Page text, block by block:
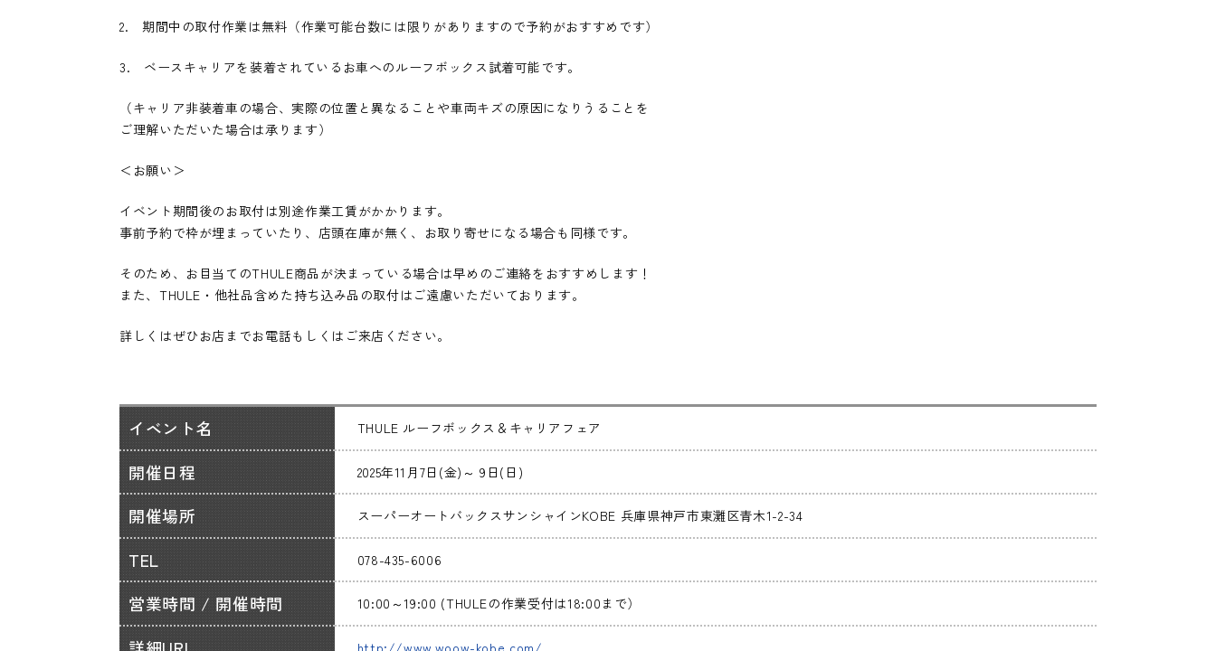
2. 期間中の取付作業は無料（作業可能台数には限りがありますので予約がおすすめです）
3. ベースキャリアを装着されているお車へのルーフボックス試着可能です。
（キャリア非装着車の場合、実際の位置と異なることや車両キズの原因になりうることを
ご理解いただいた場合は承ります）
＜お願い＞
イベント期間後のお取付は別途作業工賃がかかります。
事前予約で枠が埋まっていたり、店頭在庫が無く、お取り寄せになる場合も同様です。
そのため、お目当てのTHULE商品が決まっている場合は早めのご連絡をおすすめします！
また、THULE・他社品含めた持ち込み品の取付はご遠慮いただいております。
詳しくはぜひお店までお電話もしくはご来店ください。
イベント名 THULE ルーフボックス＆キャリアフェア
開催日程 2025年11月7日(金)～ 9日(日)
開催場所 スーパーオートバックスサンシャインKOBE 兵庫県神戸市東灘区青木1-2-34
TEL 078-435-6006
営業時間 / 開催時間 10:00～19:00 (THULEの作業受付は18:00まで）
http://www.woow-kobe.com/